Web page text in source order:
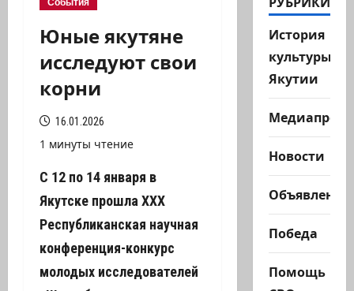
Юные якутяне
исследуют свои
корни
16.01.2026
1 минуты чтение
С 12 по 14 января в
Якутске прошла XXX
Республиканская научная
конференция-конкурс
молодых исследователей
История
культуры
Якутии
Новости
Объявления
Победа
Помощь